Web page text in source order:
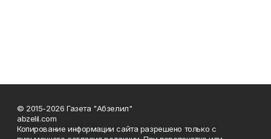
© 2015-2026 Газета "Абзелил"
abzelil.com
Копирование информации сайта разрешено только с